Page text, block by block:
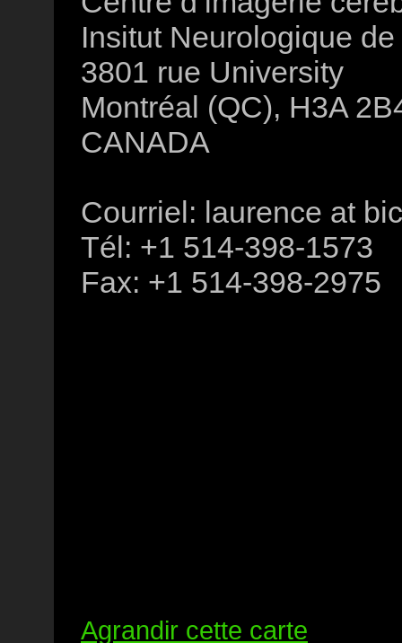
Insitut Neurologique
3801 rue University
Montréal (QC), H3A
CANADA
Courriel: laurence at
Tél: +1 514-398-1573
Fax: +1 514-398-2975
Agrandir cette carte